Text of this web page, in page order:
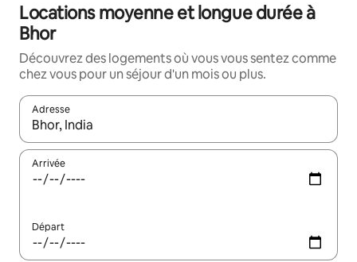
Locations moyenne et longue durée à
Bhor
Découvrez des logements où vous vous sentez comme
chez vous pour un séjour d'un mois ou plus.
Adresse
Lorsque les résultats s'affichent, utilisez les flèches vers le
Arrivée
Départ